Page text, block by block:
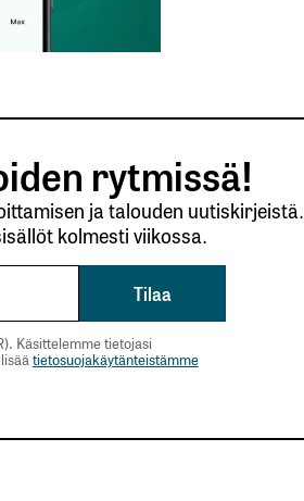
rytmissä!
ja talouden uutiskirjeistä.
kolmesti viikossa.
Käsittelemme tietojasi
tietosuojakäytänteistämme